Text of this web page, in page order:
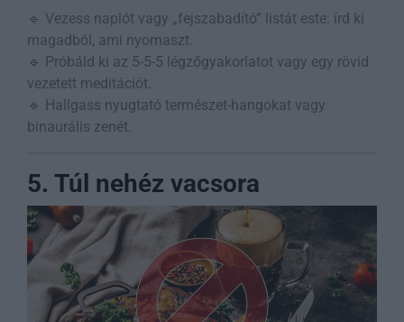
🔹 Vezess naplót vagy „fejszabadító” listát este: írd ki
magadból, ami nyomaszt.
🔹 Próbáld ki az 5-5-5 légzőgyakorlatot vagy egy rövid
vezetett meditációt.
🔹 Hallgass nyugtató természet-hangokat vagy
binaurális zenét.
5. Túl nehéz vacsora